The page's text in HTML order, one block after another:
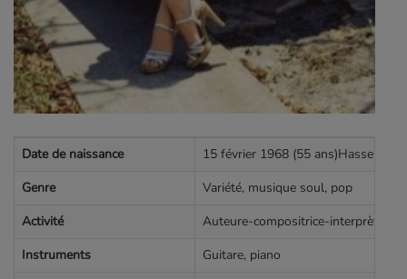
Date de naissance
15 février 1968 (55 ans)Hasselt,
Genre
Variété, musique soul, pop
Activité
Auteure-compositrice-interprète
Instruments
Guitare, piano